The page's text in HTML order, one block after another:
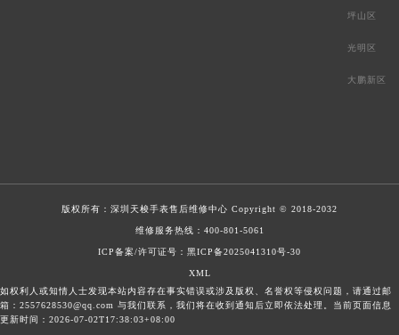
坪山区
光明区
大鹏新区
版权所有： 深圳天梭手表售后维修中心 Copyright © 2018-2032
维修服务热线： 400-801-5061
ICP备案/许可证号：黑ICP备2025041310号-30
XML
如权利人或知情人士发现本站内容存在事实错误或涉及版权、名誉权等侵权问题，请通过邮
箱：2557628530@qq.com 与我们联系，我们将在收到通知后立即依法处理。当前页面信息
更新时间：2026-07-02T17:38:03+08:00